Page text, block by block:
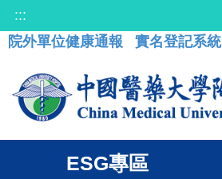
:::
院外單位健康通報
實名登記系統
ESG專區